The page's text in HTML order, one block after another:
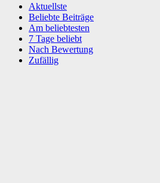
Aktuellste
Beliebte Beiträge
Am beliebtesten
7 Tage beliebt
Nach Bewertung
Zufällig